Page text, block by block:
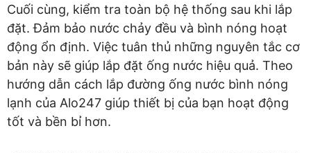
Cuối cùng, kiểm tra toàn bộ hệ thống sau khi lắp
đặt. Đảm bảo nước chảy đều và bình nóng hoạt
động ổn định. Việc tuân thủ những nguyên tắc cơ
bản này sẽ giúp lắp đặt ống nước hiệu quả. Theo
hướng dẫn cách lắp đường ống nước bình nóng
lạnh của Alo247 giúp thiết bị của bạn hoạt động
tốt và bền bỉ hơn.